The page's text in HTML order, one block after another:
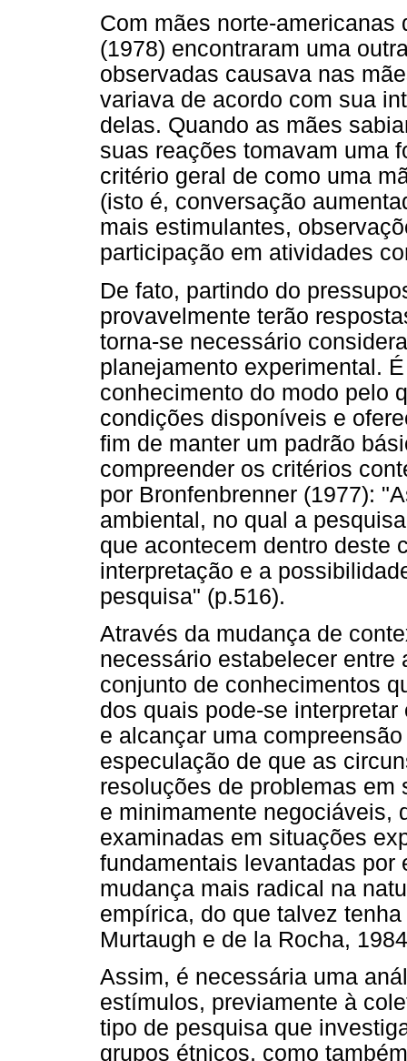
Com mães norte-
(1978) encontraram uma
observadas causava nas
variava de acordo com sua
delas. Quando as mães
suas reações tomavam uma
critério geral de como uma
(isto é, conversação
mais estimulantes,
participação em atividades
De fato, partindo do
provavelmente terão
torna-se necessário
planejamento experimental.
conhecimento do modo pelo
condições disponíveis e
fim de manter um padrão
compreender os critérios
por Bronfenbrenner (1977):
ambiental, no qual a
que acontecem dentro deste
interpretação e a
pesquisa" (p.516).
Através da mudança de
necessário estabelecer entre
conjunto de conhecimentos
dos quais pode-se
e alcançar uma
especulação de que as
resoluções de problemas
e minimamente negociáveis,
examinadas em situações
fundamentais levantadas por
mudança mais radical na
empírica, do que talvez
Murtaugh e de la Rocha,
Assim, é necessária uma
estímulos, previamente à
tipo de pesquisa que
grupos étnicos, como